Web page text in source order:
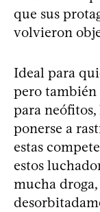
que sus
volvieron
Ideal para
pero también
para
ponerse a
estas
estos
mucha